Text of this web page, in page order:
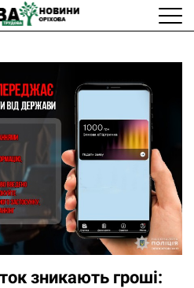
зникають гроші: